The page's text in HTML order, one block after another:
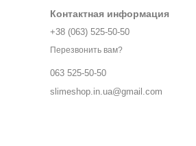
Контактная информация
+38 (063) 525-50-50
Перезвонить вам?
063 525-50-50
slimeshop.in.ua@gmail.com